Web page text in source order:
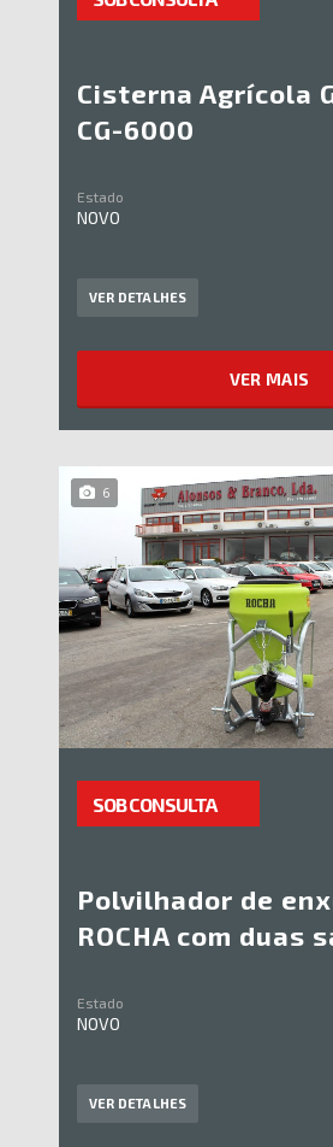
Cisterna Agrícola
CG-6000
Estado
NOVO
VER DETALHES
VER MAIS
6
SOB CONSULTA
Polvilhador de
ROCHA com duas
Estado
NOVO
VER DETALHES